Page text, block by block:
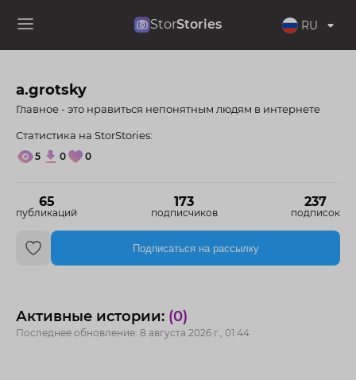
StorStories RU
a.grotsky
65
публикаций
173
подписчиков
237
подписок
Главное - это нравиться непонятным людям в интернете
Статистика на StorStories:
5 0 0
Подписаться на рассылку
Активные истории: (0)
Последнее обновление: 8 августа 2026 г., 01:44